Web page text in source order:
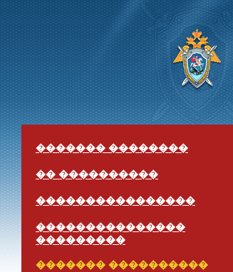
������� ��������
�� ����������
����������������
���������������
���������
������� ����������